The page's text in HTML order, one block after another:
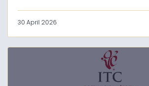
30 April 2026